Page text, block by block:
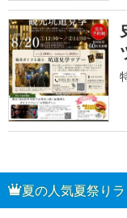
夏の人気夏祭り